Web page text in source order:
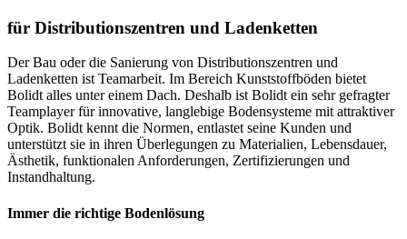
für Distributionszentren und Ladenketten
Der Bau oder die Sanierung von Distributionszentren und
Ladenketten ist Teamarbeit. Im Bereich Kunststoffböden bietet
Bolidt alles unter einem Dach. Deshalb ist Bolidt ein sehr gefragter
Teamplayer für innovative, langlebige Bodensysteme mit attraktiver
Optik. Bolidt kennt die Normen, entlastet seine Kunden und
unterstützt sie in ihren Überlegungen zu Materialien, Lebensdauer,
Ästhetik, funktionalen Anforderungen, Zertifizierungen und
Instandhaltung.
Immer die richtige Bodenlösung